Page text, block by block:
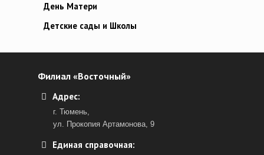
День Матери
Детские сады и Школы
Филиал «Восточный»
Адрес:
г. Тюмень,
ул. Прокопия Артамонова, 9
Единая справочная: